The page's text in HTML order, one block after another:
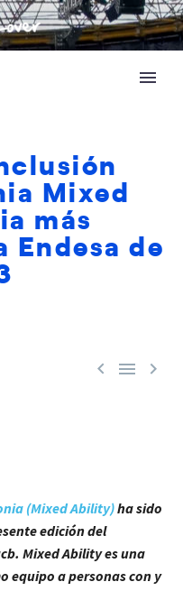
Mixed
más
Endesa de
  
(Mixed Ability)ha sido
edición del
Mixed Ability es una
equipo a personas con y